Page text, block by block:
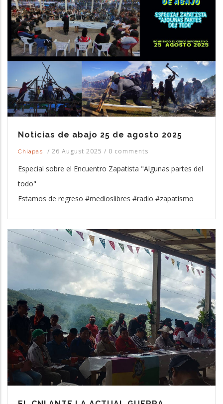
Noticias de abajo 25 de agosto 2025
Chiapas / 26 August 2025 / 0 comments
Especial sobre el Encuentro Zapatista "Algunas partes del
todo"
Estamos de regreso #medioslibres #radio #zapatismo